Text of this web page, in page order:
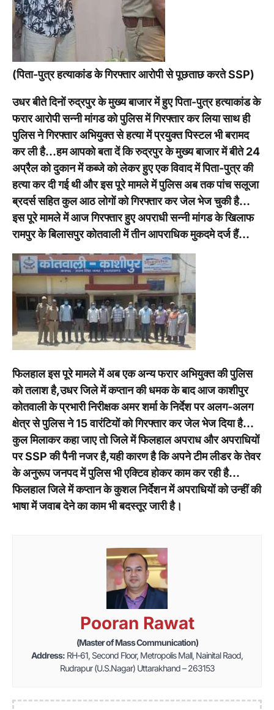
(पिता-पुत्र हत्याकांड के गिरफ्तार आरोपी से पूछताछ करते SSP)
उधर बीते दिनों रुद्रपुर के मुख्य बाजार में हुए पिता-पुत्र हत्याकांड के
फरार आरोपी सन्नी मांगड को पुलिस में गिरफ्तार कर लिया साथ ही
पुलिस ने गिरफ्तार अभियुक्त से हत्या में प्रयुक्त पिस्टल भी बरामद
कर ली है…हम आपको बता दें कि रुद्रपुर के मुख्य बाजार में बीते 24
अप्रैल को दुकान में कब्जे को लेकर हुए एक विवाद में पिता-पुत्र की
हत्या कर दी गई थी और इस पूरे मामले में पुलिस अब तक पांच सलूजा
ब्रदर्स सहित कुल आठ लोगों को गिरफ्तार कर जेल भेज चुकी है…
इस पूरे मामले में आज गिरफ्तार हुए अपराधी सन्नी मांगड के खिलाफ
रामपुर के बिलासपुर कोतवाली में तीन आपराधिक मुकदमे दर्ज हैं…
फिलहाल इस पूरे मामले में अब एक अन्य फरार अभियुक्त की पुलिस
को तलाश है,उधर जिले में कप्तान की धमक के बाद आज काशीपुर
कोतवाली के प्रभारी निरीक्षक अमर शर्मा के निर्देश पर अलग-अलग
क्षेत्र से पुलिस ने 15 वारंटियों को गिरफ्तार कर जेल भेज दिया है…
कुल मिलाकर कहा जाए तो जिले में फिलहाल अपराध और अपराधियों
पर SSP की पैनी नजर है,यही कारण है कि अपने टीम लीडर के तेवर
के अनुरूप जनपद में पुलिस भी एक्टिव होकर काम कर रही है…
फिलहाल जिले में कप्तान के कुशल निर्देशन में अपराधियों को उन्हीं की
भाषा में जवाब देने का काम भी बदस्तूर जारी है।
Pooran Rawat
(Master of Mass Communication)
Address: RH-61, Second Floor, Metropolis Mall, Nainital Raod,
Rudrapur (U.S.Nagar) Uttarakhand – 263153